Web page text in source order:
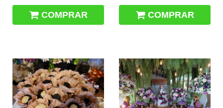
COMPRAR COMPRAR